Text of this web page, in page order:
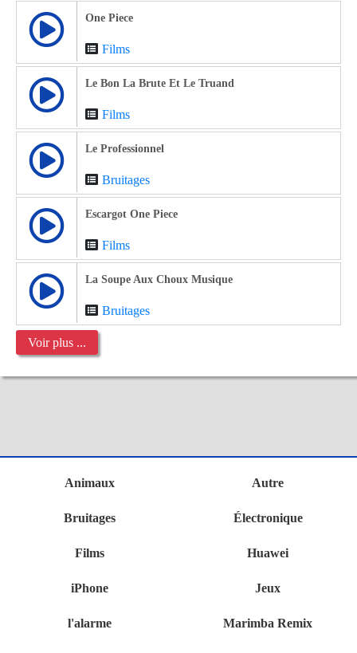
One Piece
Films
Le Bon La Brute Et Le Truand
Films
Le Professionnel
Bruitages
Escargot One Piece
Films
La Soupe Aux Choux Musique
Bruitages
Voir plus ...
Animaux Autre
Bruitages Électronique
Films Huawei
iPhone Jeux
l'alarme Marimba Remix